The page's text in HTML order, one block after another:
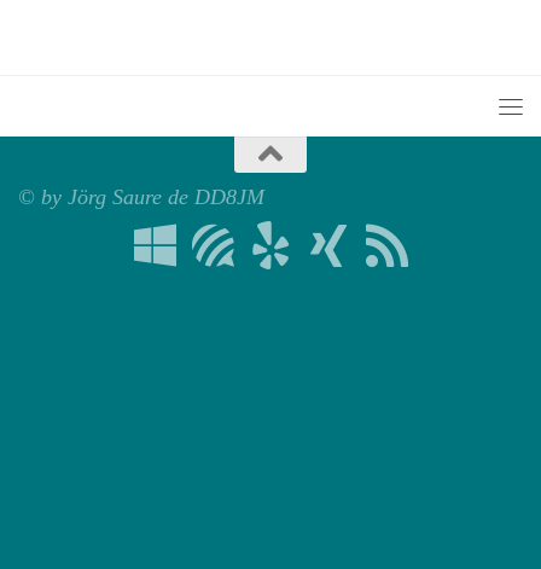
© by Jörg Saure de DD8JM